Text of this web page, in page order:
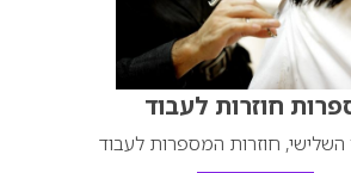
חוזרות לעבוד
חוזרות המספרות לעבוד